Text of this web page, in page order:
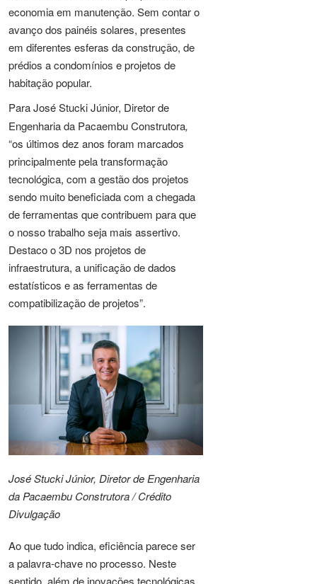
economia em manutenção. Sem contar o
avanço dos painéis solares, presentes
em diferentes esferas da construção, de
prédios a condomínios e projetos de
habitação popular.
ParaJosé Stucki Júnior, Diretor de
Engenharia da Pacaembu Construtora,
“os últimos dez anos foram marcados
principalmente pela transformação
tecnológica, com a gestão dos projetos
sendo muito beneficiada com a chegada
de ferramentas que contribuem para que
o nosso trabalho seja mais assertivo.
Destaco o 3D nos projetos de
infraestrutura, a unificação de dados
estatísticos e as ferramentas de
compatibilização de projetos”.
José Stucki Júnior, Diretor de Engenharia
da Pacaembu Construtora / Crédito
Divulgação
Ao que tudo indica, eficiência parece ser
a palavra-chave no processo. Neste
sentido, além de inovações tecnológicas